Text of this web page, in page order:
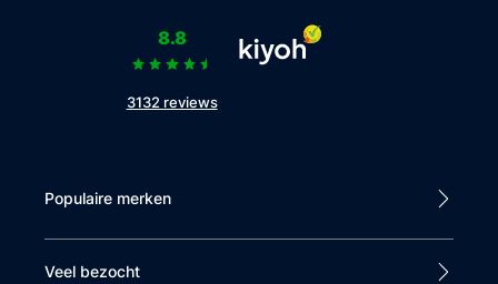
8.8
3132 reviews
Populaire merken
Veel bezocht